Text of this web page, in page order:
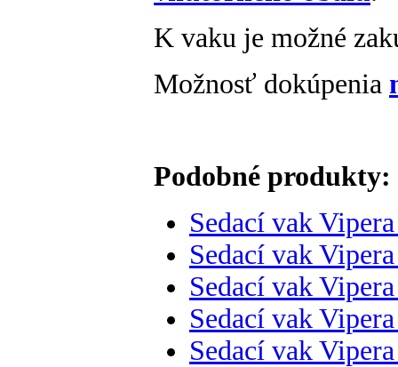
K vaku je možné
Možnosť dokúpenia
Podobné produkty:
Sedací vak
Sedací vak
Sedací vak
Sedací vak
Sedací vak